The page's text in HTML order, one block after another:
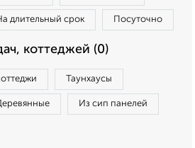
длительный срок Посуточно
коттеджей (0)
Таунхаусы
Из сип панелей